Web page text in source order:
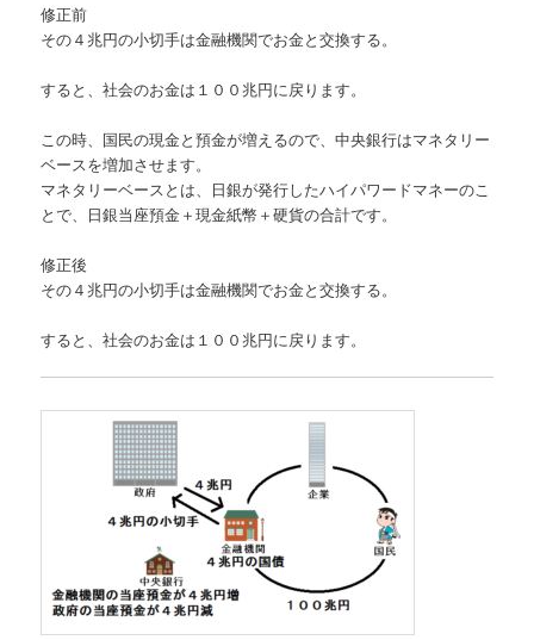
修正前
その４兆円の小切手は金融機関でお金と交換する。
すると、社会のお金は１００兆円に戻ります。
この時、国民の現金と預金が増えるので、中央銀行はマネタリー
ベースを増加させます。
マネタリーベースとは、日銀が発行したハイパワードマネーのこ
とで、日銀当座預金＋現金紙幣＋硬貨の合計です。
修正後
その４兆円の小切手は金融機関でお金と交換する。
すると、社会のお金は１００兆円に戻ります。